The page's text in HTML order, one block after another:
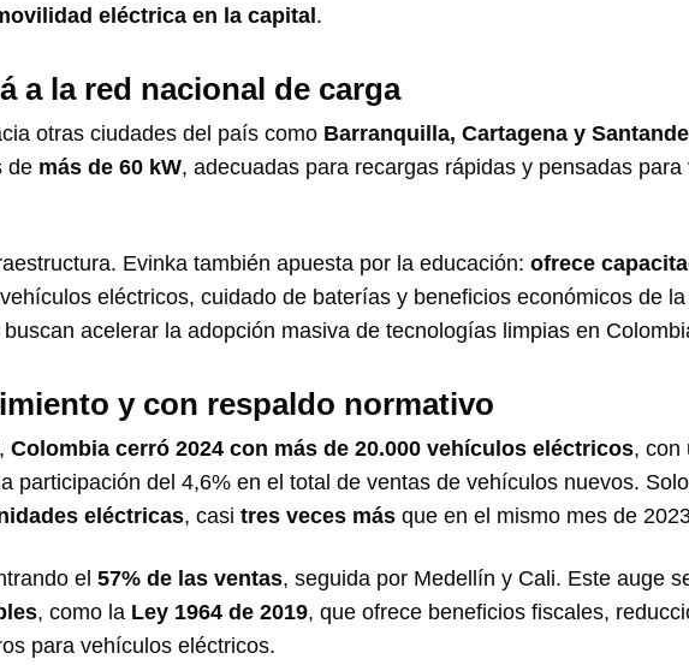
eléctrica en la capital .
a la red nacional de carga
otras ciudades del país como Barranquilla, Cartagena y
de más de 60 kW, adecuadas para recargas rápidas y pensadas para
Evinka también apuesta por la educación: ofrece
eléctricos, cuidado de baterías y beneficios económicos de la
acelerar la adopción masiva de tecnologías limpias en
y con respaldo normativo
, Colombia cerró 2024 con más de 20.000 vehículos eléctricos, con
participación del 4,6% en el total de ventas de vehículos nuevos.
eléctricas, casi tres veces más que en el mismo mes de
el 57% de las ventas, seguida por Medellín y Cali. Este auge
, como la Ley 1964 de 2019, que ofrece beneficios fiscales,
para vehículos eléctricos.